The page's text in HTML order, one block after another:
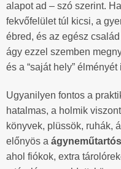
alapot ad – szó szerint.
fekvőfelület túl kicsi, a
ébred, és az egész
ágy ezzel szemben
és a “saját hely” élményét
Ugyanilyen fontos a
hatalmas, a holmik
könyvek, plüssök, ruhák,
előnyös a
ahol fiókok, extra